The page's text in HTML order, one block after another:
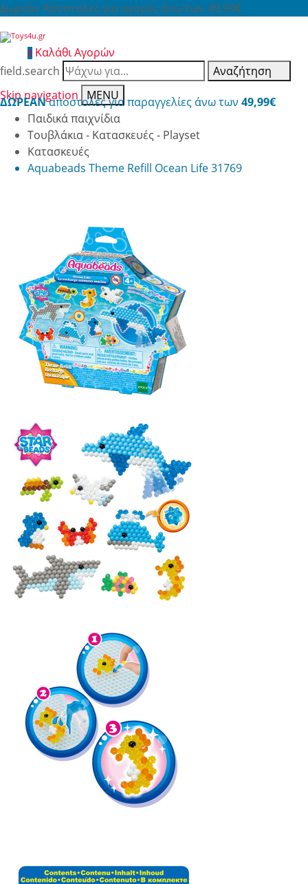
Δωρεάν Αποστολές για αγορές άνω των 49,99€
0 Καλάθι Αγορών
field.search
Αναζήτηση
Skip navigation
MENU
ΔΩΡΕΑΝαποστολές για παραγγελίες άνω των 49,99€
Παιδικά παιχνίδια
Τουβλάκια - Κατασκευές - Playset
Κατασκευές
Aquabeads Theme Refill Ocean Life 31769